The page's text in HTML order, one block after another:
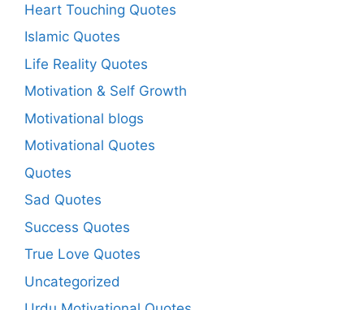
Heart Touching Quotes
Islamic Quotes
Life Reality Quotes
Motivation & Self Growth
Motivational blogs
Motivational Quotes
Quotes
Sad Quotes
Success Quotes
True Love Quotes
Uncategorized